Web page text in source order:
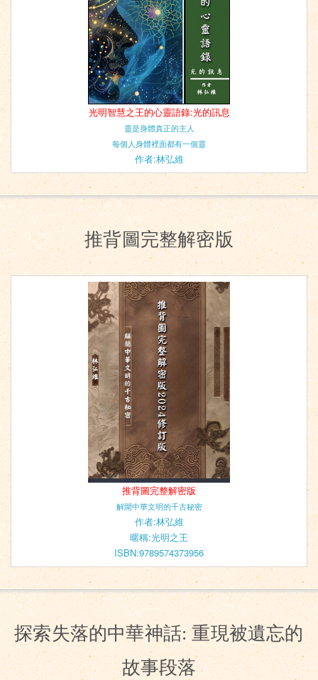
光明智慧之王的心靈語錄:光的訊息
靈是身體真正的主人
每個人身體裡面都有一個靈
作者:林弘維
推背圖完整解密版
推背圖完整解密版
解開中華文明的千古秘密
作者:林弘維
暱稱:光明之王
ISBN:9789574373956
探索失落的中華神話: 重現被遺忘的
故事段落